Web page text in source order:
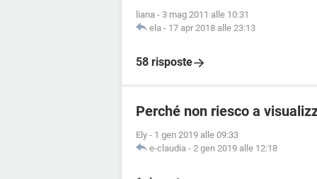
liana - 3 mag 2011 alle 10:31
ela - 17 apr 2018 alle 23:13
58 risposte
Perché non riesco a
Ely - 1 gen 2019 alle 09:33
e-claudia - 2 gen 2019 alle 12:18